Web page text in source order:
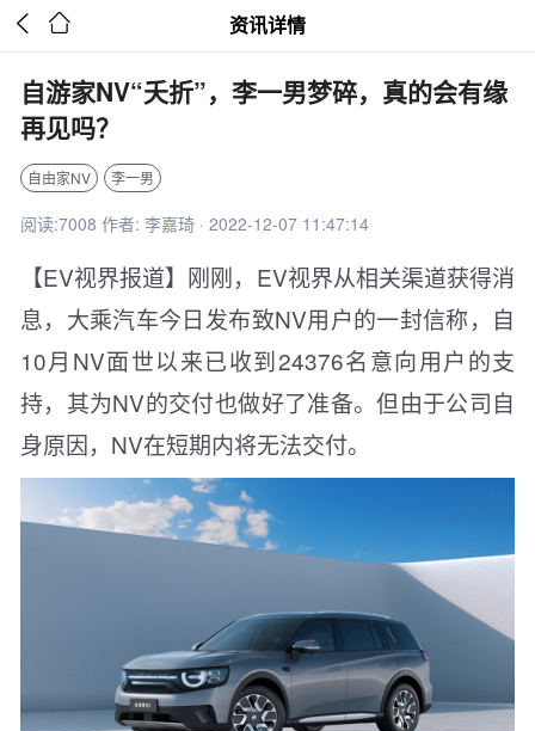
  资讯详情
自游家NV“夭折”，李一男梦碎，真的会有缘
再见吗？
自由家NV 李一男
阅读:7008 作者: 李嘉琦 · 2022-12-07 11:47:14
【EV视界报道】刚刚，EV视界从相关渠道获得消
息，大乘汽车今日发布致NV用户的一封信称，自
10月NV面世以来已收到24376名意向用户的支
持，其为NV的交付也做好了准备。但由于公司自
身原因，NV在短期内将无法交付。